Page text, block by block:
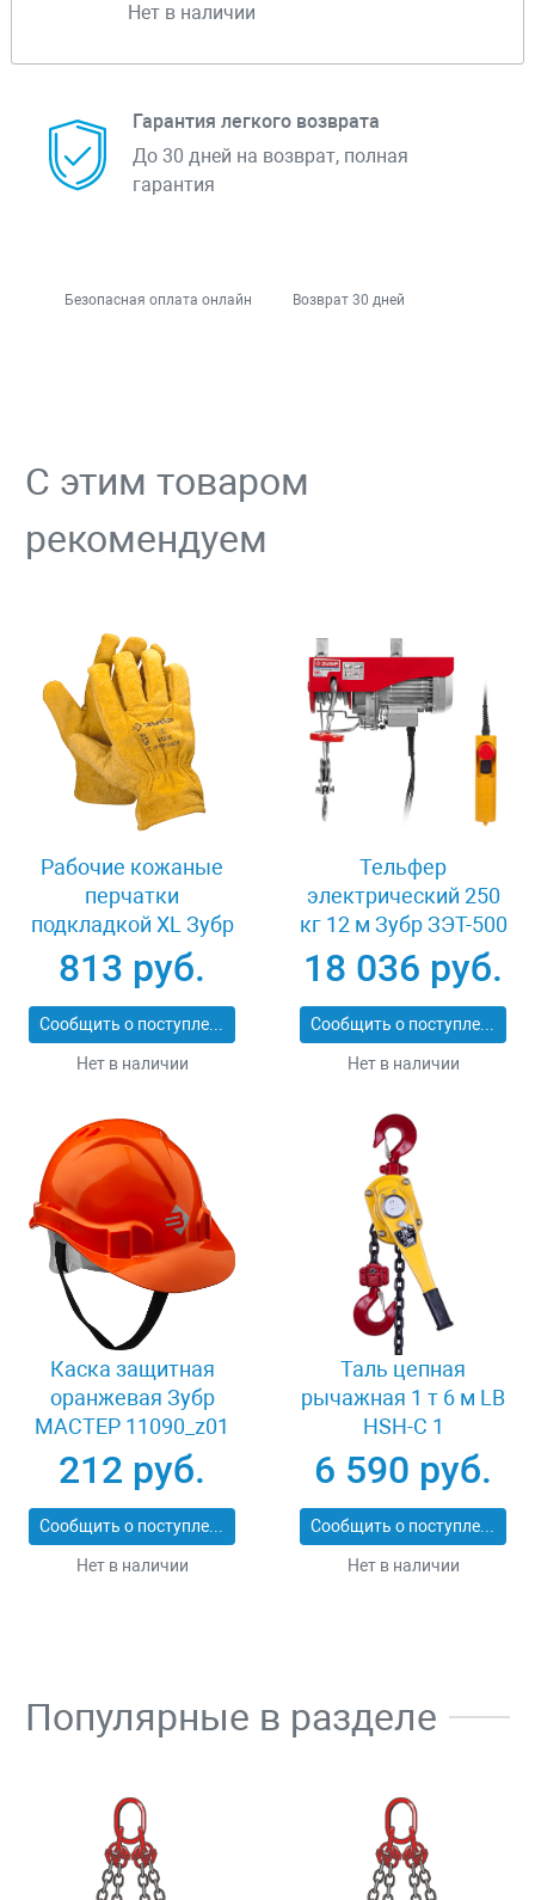
Нет в наличии
Гарантия легкого возврата
До 30 дней на возврат, полная
гарантия
Безопасная оплата онлайн Возврат 30 дней
С этим товаром
рекомендуем
Рабочие кожаные
перчатки
подкладкой XL Зубр
МАСТЕР 1135-XL
813 руб.
Сообщить о поступлении
Нет в наличии
Тельфер
электрический 250
кг 12 м Зубр ЗЭТ-500
18 036 руб.
Сообщить о поступлении
Нет в наличии
Каска защитная
оранжевая Зубр
МАСТЕР 11090_z01
212 руб.
Сообщить о поступлении
Нет в наличии
Таль цепная
рычажная 1 т 6 м LB
HSH-C 1
6 590 руб.
Сообщить о поступлении
Нет в наличии
Популярные в разделе